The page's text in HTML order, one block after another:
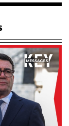
ประจำทำเนียบ
นึ่งเครื่องมือ
จากผลลัพธ์อัน
คซีนโควิดยังอยู่
ที่สุดในการ
นายาต้านไวรัส